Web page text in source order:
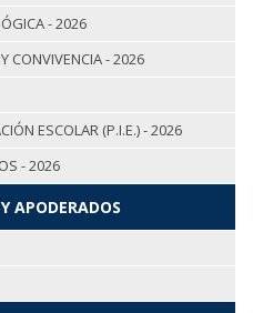
- 2026
CONVIVENCIA - 2026
ESCOLAR (P.I.E.) - 2026
- 2026
APODERADOS